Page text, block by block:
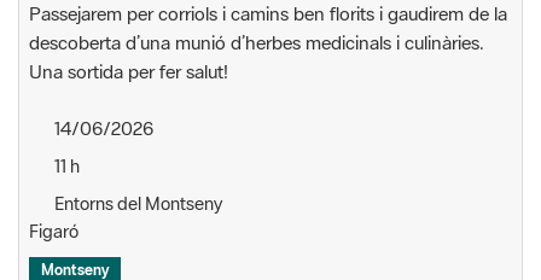
Passejarem per corriols i camins ben florits i gaudirem de la
descoberta d’una munió d’herbes medicinals i culinàries.
Una sortida per fer salut!
14/06/2026
11 h
Entorns del Montseny
Figaró
Montseny